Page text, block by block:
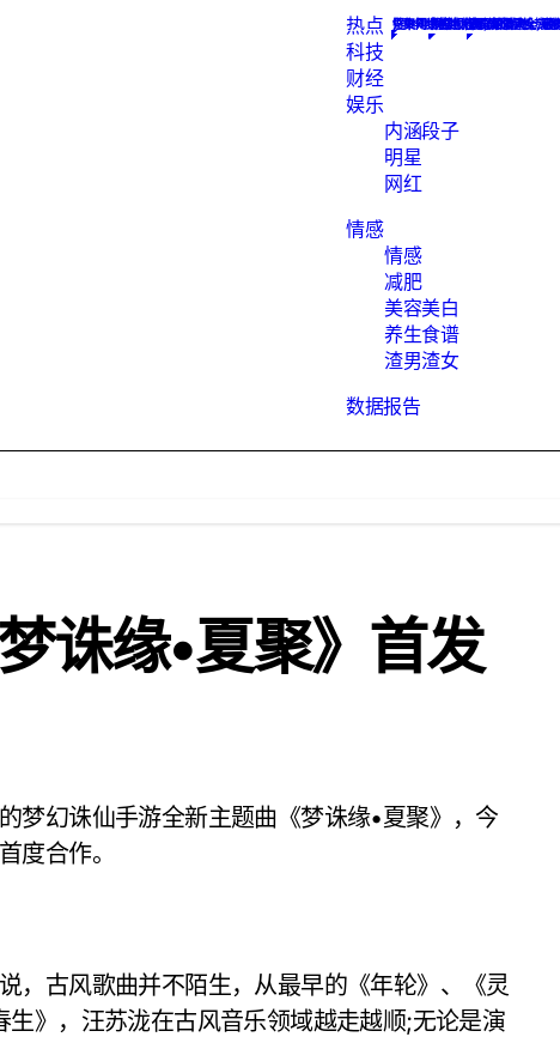
热点 搜集网络热点新闻, 为您解析热点
科技
汇聚知识的地方
财经
娱乐
内涵段子
最hot的段子，最
明星
网红
网红
情感
Constellation
情感
减肥
美容美白
养生食谱
素食菜谱大全, 素
渣男渣女
渣男语录渣女头
数据报告
数据报告下载
诛缘•夏聚》首发
度合作。
古风歌曲并不陌生，从最早的《年轮》、《灵
》，汪苏泷在古风音乐领域越走越顺;无论是演